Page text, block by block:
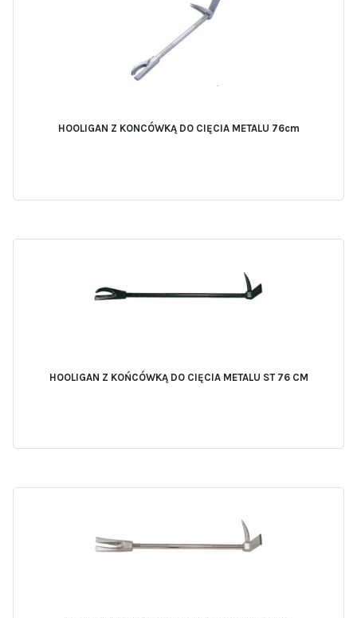
HOOLIGAN Z KONCÓWKĄ DO CIĘCIA METALU 76cm
HOOLIGAN Z KOŃCÓWKĄ DO CIĘCIA METALU ST 76 CM